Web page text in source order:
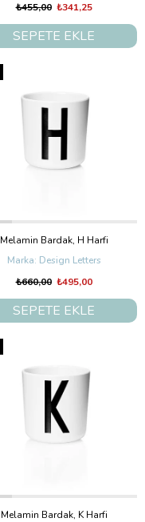
₺341,25
₺455,00
SEPETE EKLE
Melamin Bardak, H Harfi
Design Letters
₺495,00
₺660,00
SEPETE EKLE
Melamin Bardak, K Harfi